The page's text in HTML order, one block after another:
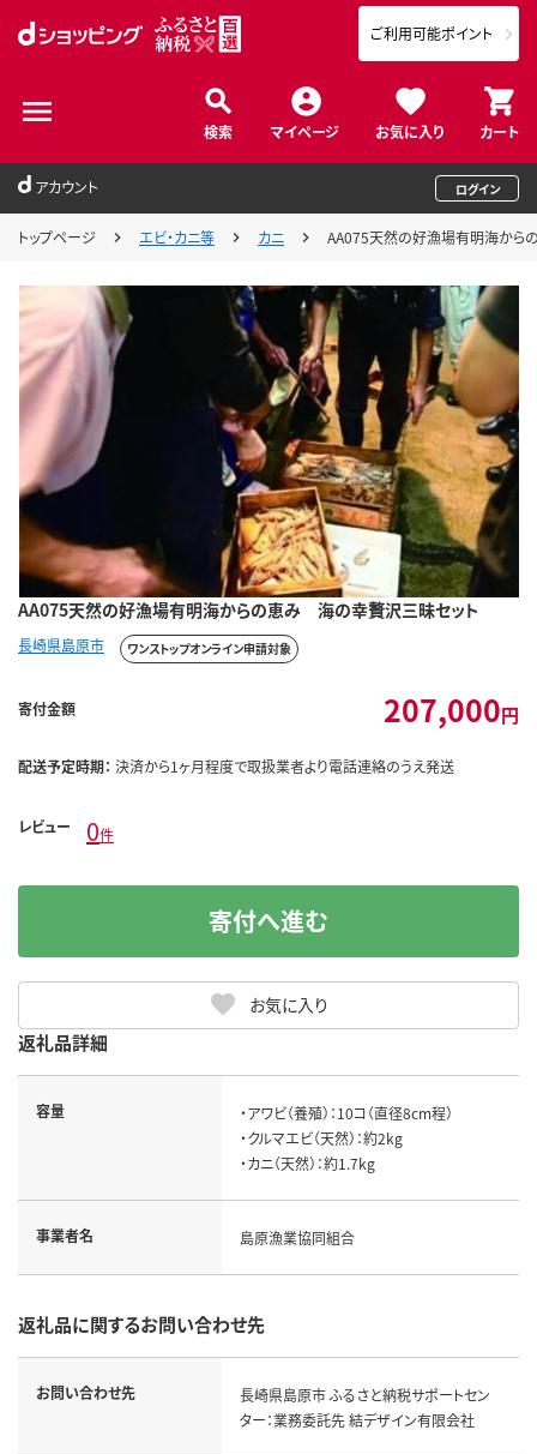
検索 マイページ お気に入り カート
ご利用可能ポイント
アカウント ログイン
トップページ エビ・カニ等 カニ AA075天然の好漁場有明海から
AA075天然の好漁場有明海からの恵み 海の幸贅沢三昧セット
長崎県島原市 ワンストップオンライン申請対象
寄付金額 207,000円
配送予定時期： 決済から1ヶ月程度で取扱業者より電話連絡のうえ発送
レビュー 0件
お気に入り
寄付へ進む
返礼品詳細
容量
・アワビ（養殖）：10コ（直径8cm程）
・クルマエビ（天然）：約2kg
・カニ（天然）：約1.7kg
事業者名 島原漁業協同組合
返礼品に関するお問い合わせ先
お問い合わせ先
長崎県島原市 ふるさと納税サポートセン
ター：業務委託先 結デザイン有限会社